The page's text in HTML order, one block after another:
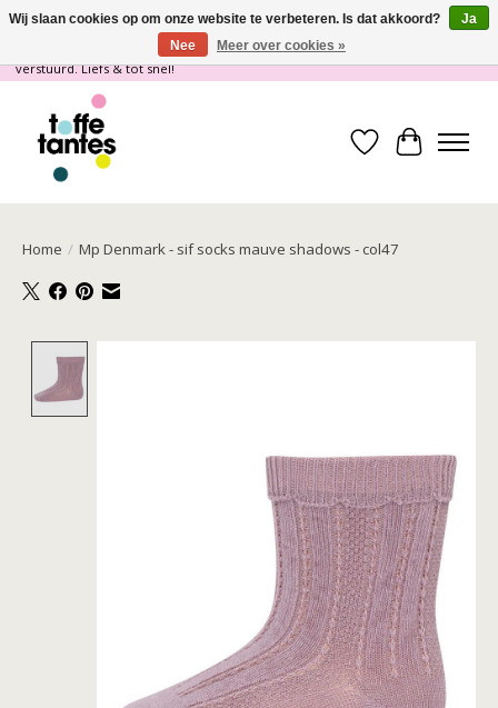
Wij gaan op vakantie! vanaf 4 juli t/m 21 juli worden er geen pakketjes
verstuurd. Liefs & tot snel!
Verlanglijst
Home / Mp Denmark - sif socks mauve shadows - col47
Wij slaan cookies op om onze website te verbeteren. Is dat akkoord?
Ja
Nee
Meer over cookies »